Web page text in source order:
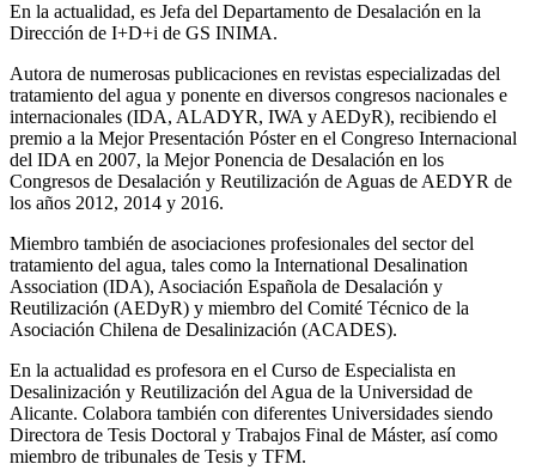
En la actualidad, es Jefa del Departamento de Desalación en la
Dirección de I+D+i de GS INIMA.
Autora de numerosas publicaciones en revistas especializadas del
tratamiento del agua y ponente en diversos congresos nacionales e
internacionales (IDA, ALADYR, IWA y AEDyR), recibiendo el
premio a la Mejor Presentación Póster en el Congreso Internacional
del IDA en 2007, la Mejor Ponencia de Desalación en los
Congresos de Desalación y Reutilización de Aguas de AEDYR de
los años 2012, 2014 y 2016.
Miembro también de asociaciones profesionales del sector del
tratamiento del agua, tales como la International Desalination
Association (IDA), Asociación Española de Desalación y
Reutilización (AEDyR) y miembro del Comité Técnico de la
Asociación Chilena de Desalinización (ACADES).
En la actualidad es profesora en el Curso de Especialista en
Desalinización y Reutilización del Agua de la Universidad de
Alicante. Colabora también con diferentes Universidades siendo
Directora de Tesis Doctoral y Trabajos Final de Máster, así como
miembro de tribunales de Tesis y TFM.